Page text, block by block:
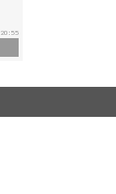
20:55